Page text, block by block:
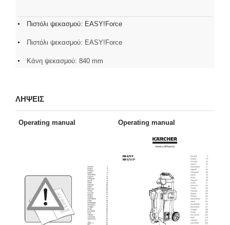
Πιστόλι ψεκασμού: EASY!Force
Πιστόλι ψεκασμού: EASY!Force
Κάνη ψεκασμού: 840 mm
ΛΗΨΕΙΣ
Operating manual Operating manual